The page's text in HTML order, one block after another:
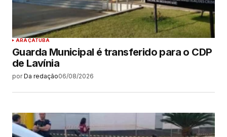
ARAÇATUBA
Guarda Municipal é transferido para o CDP
de Lavínia
por Da redação06/08/2026